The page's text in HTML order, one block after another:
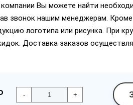
Вы можете найти
звонок нашим менеджерам.
логотипа или рисунка. При
Доставка заказов
- +